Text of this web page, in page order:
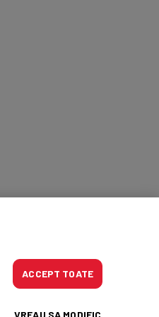
ACCEPT TOATE
VREAU SA MODIFIC